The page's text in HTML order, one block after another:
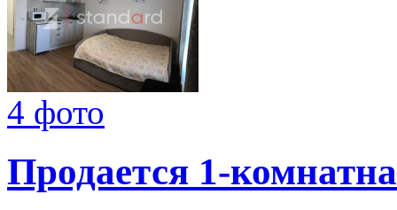
4 фото
Продается 1-